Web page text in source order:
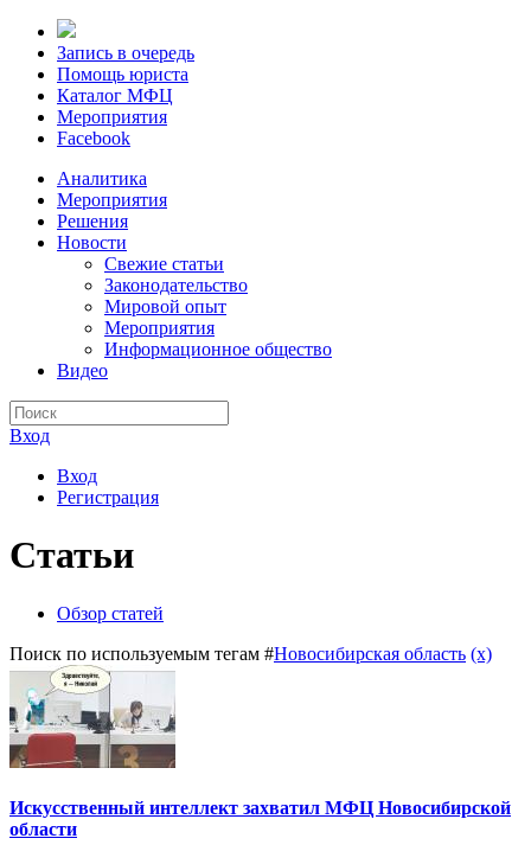
Запись в очередь
Помощь юриста
Каталог МФЦ
Мероприятия
Facebook
Аналитика
Мероприятия
Решения
Новости
Свежие статьи
Законодательство
Мировой опыт
Мероприятия
Информационное общество
Видео
Вход
Вход
Регистрация
Статьи
Обзор статей
Поиск по используемым тегам #Новосибирская область (x)
Искусственный интеллект захватил МФЦ Новосибирской
области